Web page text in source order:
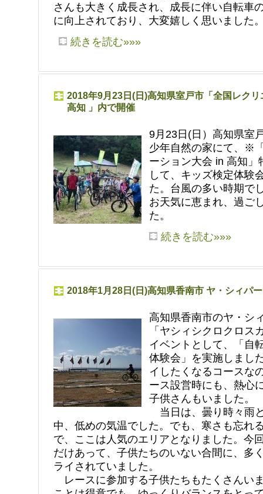
さんも大きく成長され、成長に伴い自転車
に向上されており、大変嬉しく思いました
続きを読む»»»
2018年9月23日(日)高知県室戸市「全国レク
高知 」内で開催
9月23日(日）高知県室
少年自然の家にて、※
ーション大会 in 高知」
して、キッズ検定体験
た。台風の多い時期で
お天気に恵まれ、過ご
た。
続きを読む»»»
2018年1月28日(日)高知県香南市 ヤ・シィパ
高知県香南市のヤ・シ
「ヤシィシクロクロス
イベントとして、「自
体験会」を実施しまし
イしたくなるコースな
ース設営時にも、熱心
子供さんもいました。
当日は、曇り時々雨
中、低めの気温でした。でも、寒さも忘れ
で、ここは人気のエリアとなりました。今
だけあって、子供たちのいない合間に、多
ライされていました。
レースに参加する子供たちもたくさんい